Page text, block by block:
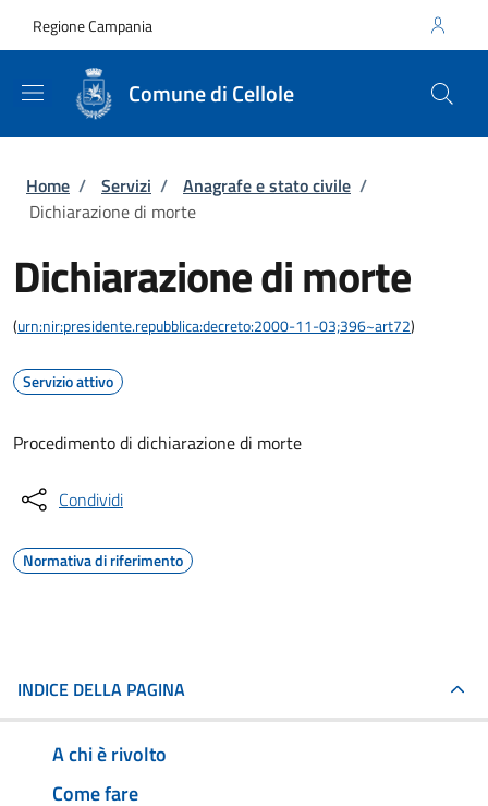
Regione Campania
Comune di Cellole
Briciole di pane
Home / Servizi / Anagrafe e stato civile /
Dichiarazione di morte
Dichiarazione di morte
(urn:nir:presidente.repubblica:decreto:2000-11-03;396~art72)
Servizio attivo
Procedimento di dichiarazione di morte
Condividi
Normativa di riferimento
INDICE DELLA PAGINA
A chi è rivolto
Come fare